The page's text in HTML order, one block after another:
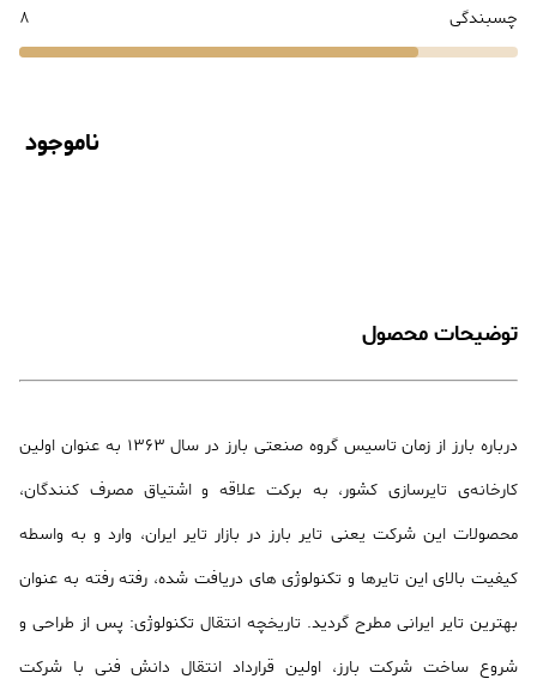
چسبندگی 8
ناموجود
توضیحات محصول
درباره بارز از زمان تاسیس گروه صنعتی بارز در سال 1363 به عنوان اولین
کارخانه‌ی تایرسازی کشور، به برکت علاقه و اشتیاق مصرف کنندگان،
محصولات این شرکت یعنی تایر بارز در بازار تایر ایران، وارد و به واسطه
کیفیت بالای این تایرها و تکنولوژی های دریافت شده، رفته رفته به عنوان
بهترین تایر ایرانی مطرح گردید. تاریخچه انتقال تکنولوژی: پس از طراحی و
شروع ساخت شرکت بارز، اولین قرارداد انتقال دانش فنی با شرکت